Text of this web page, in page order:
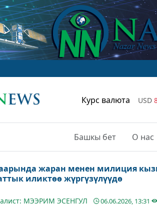
Курс валюта USD
Башкы бет О нас
жаран менен милиция
иликтөө жүргүзүлүүдө
МЭЭРИМ ЭСЕНГУЛ 06.06.2026, 13:31